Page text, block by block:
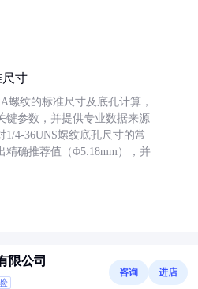
尺寸
螺纹的标准尺寸及底孔计算，
键参数，并提供专业数据来源
1/4-36UNS螺纹底孔尺寸的常
精确推荐值（Φ5.18mm），并
限公司
咨询 进店